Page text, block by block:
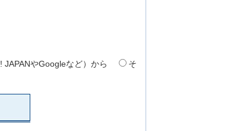
JAPANやGoogleなど）から
そ